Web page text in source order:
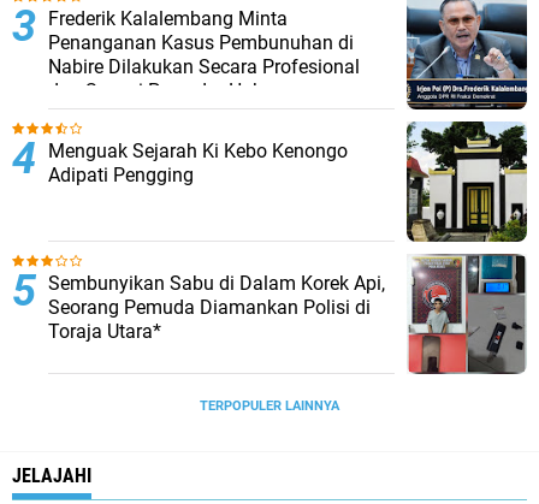
Frederik Kalalembang Minta
Penanganan Kasus Pembunuhan di
Nabire Dilakukan Secara Profesional
dan Sesuai Prosedur Hukum
Menguak Sejarah Ki Kebo Kenongo
Adipati Pengging
Sembunyikan Sabu di Dalam Korek Api,
Seorang Pemuda Diamankan Polisi di
Toraja Utara*
TERPOPULER LAINNYA
JELAJAHI